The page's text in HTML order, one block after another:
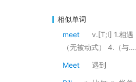
相似单词
meet
v.[T;I] 1.相遇
（无被动式） 4.（与
Meet 遇到